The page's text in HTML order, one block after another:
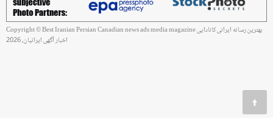
Copyright © Best Iranian Persian Canadian news ads media magazine بهترین رسانه ایرانی کانادایی
اخبار آگهی ایرانیان, 2026